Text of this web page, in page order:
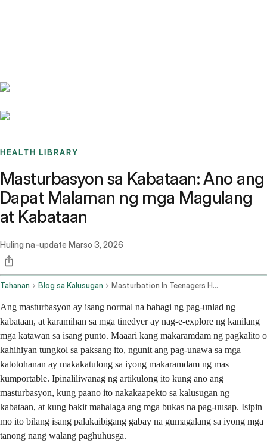
HEALTH LIBRARY
Masturbasyon sa Kabataan: Ano ang
Dapat Malaman ng mga Magulang
at Kabataan
Huling na-update Marso 3, 2026
Tahanan Blog sa Kalusugan Masturbation In Teenagers Health Effects And Information
Ang masturbasyon ay isang normal na bahagi ng pag-unlad ng
kabataan, at karamihan sa mga tinedyer ay nag-e-explore ng kanilang
mga katawan sa isang punto. Maaari kang makaramdam ng pagkalito o
kahihiyan tungkol sa paksang ito, ngunit ang pag-unawa sa mga
katotohanan ay makakatulong sa iyong makaramdam ng mas
kumportable. Ipinaliliwanag ng artikulong ito kung ano ang
masturbasyon, kung paano ito nakakaapekto sa kalusugan ng
kabataan, at kung bakit mahalaga ang mga bukas na pag-uusap. Isipin
mo ito bilang isang palakaibigang gabay na gumagalang sa iyong mga
tanong nang walang paghuhusga.